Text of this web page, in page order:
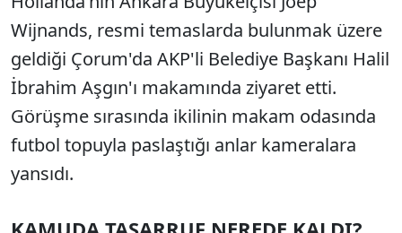
Wijnands, resmi temaslarda bulunmak üzere
geldiği Çorum'da AKP'li Belediye Başkanı Halil
İbrahim Aşgın'ı makamında ziyaret etti.
Görüşme sırasında ikilinin makam odasında
futbol topuyla paslaştığı anlar kameralara
yansıdı.